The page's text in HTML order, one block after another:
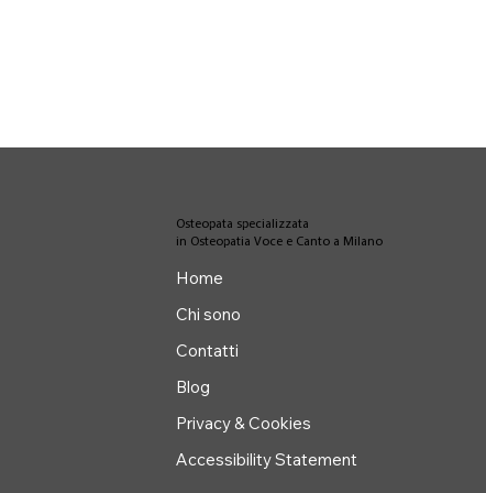
Osteopata specializzata
in Osteopatia Voce e Canto a Milano
Home
Chi sono
Contatti
Blog
Privacy & Cookies
Accessibility Statement